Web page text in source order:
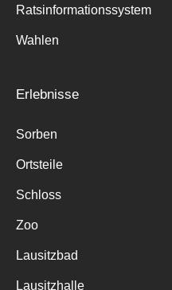
Ratsinformationssystem
Wahlen
Erlebnisse
Sorben
Ortsteile
Schloss
Zoo
Lausitzbad
Lausitzhalle